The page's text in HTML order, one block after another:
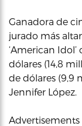
Ganadora de
jurado más
‘American
dólares (14,8
de dólares (9,9
Jennifer López.
Advertisements